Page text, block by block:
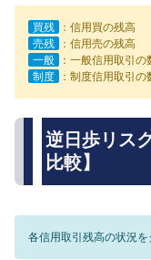
買残
：信用買の残高
売残
：信用売の残高
一般
：一般信用取引の
制度
：制度信用取引の
逆日歩リス
比較】
各信用取引残高の状況を